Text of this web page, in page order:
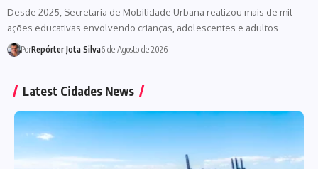
Desde 2025, Secretaria de Mobilidade Urbana realizou mais de mil
ações educativas envolvendo crianças, adolescentes e adultos
PorRepórter Jota Silva6 de Agosto de 2026
Latest Cidades News